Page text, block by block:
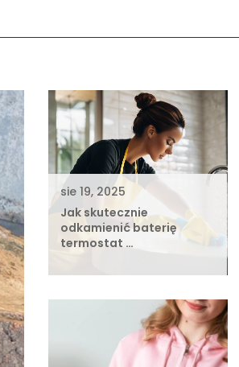
sie 19, 2025
Jak skutecznie
odkamienić baterię
termostat …